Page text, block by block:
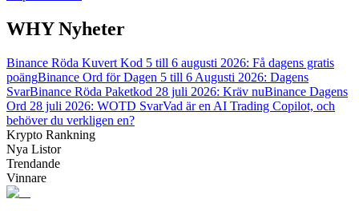
Exklusiva investeringar för BTR-innehavare
WHY Nyheter
Binance Röda Kuvert Kod 5 till 6 augusti 2026: Få dagens gratis
poängBinance Ord för Dagen 5 till 6 Augusti 2026: Dagens
SvarBinance Röda Paketkod 28 juli 2026: Kräv nuBinance Dagens
Ord 28 juli 2026: WOTD SvarVad är en AI Trading Copilot, och
behöver du verkligen en?
Krypto Rankning
Nya Listor
Trendande
Vinnare